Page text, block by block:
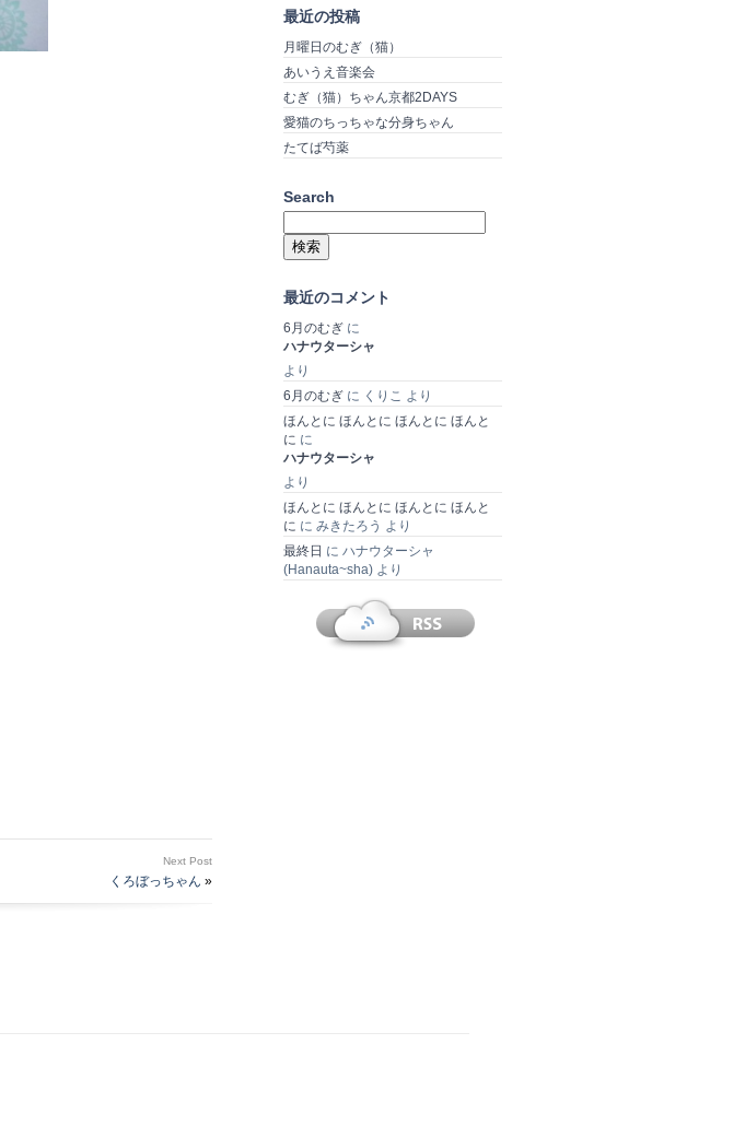
Next Post
くろぼっちゃん »
最近の投稿
月曜日のむぎ（猫）
あいうえ音楽会
むぎ（猫）ちゃん京都2DAYS
愛猫のちっちゃな分身ちゃん
たてば芍薬
Search
索:
最近のコメント
6月のむぎ に
ハナウターシャ
より
6月のむぎ に くりこ より
ほんとに ほんとに ほんとに ほんと
に に
ハナウターシャ
より
ほんとに ほんとに ほんとに ほんと
に に みきたろう より
最終日 に ハナウターシャ
(Hanauta~sha) より